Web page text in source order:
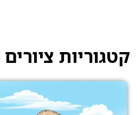
קטגוריות ציורים